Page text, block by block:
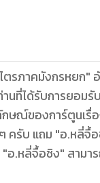
ตรภาคมังกรหยก"
นที่ได้รับการยอมรั
กษณ์ของการ์ตูนเรื่
ครับ แถม "อ.หลี่จื้
"อ.หลี่จื้อชิง" สามา
ประกันได้ว่า ผู้อ่าน